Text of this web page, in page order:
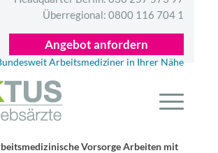
Überregional: 0800 116 704 1
Angebot anfordern
Arbeitsmediziner in Ihrer Nähe
Vorsorge Arbeiten mit